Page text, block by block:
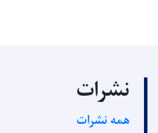
نشرات
همه نشرات